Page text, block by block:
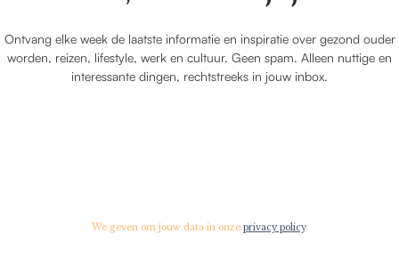
Ontvang elke week de laatste informatie en inspiratie over gezond ouder
worden, reizen, lifestyle, werk en cultuur. Geen spam. Alleen nuttige en
interessante dingen, rechtstreeks in jouw inbox.
We geven om jouw data in onze privacy policy.